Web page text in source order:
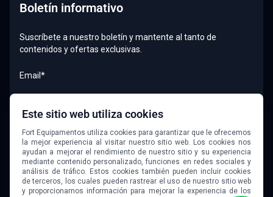
Este sitio web utiliza cookies
Fort Equipamentos utiliza cookies para garantizar que le ofrecemos
la mejor experiencia al visitar nuestro sitio web. Los cookies nos
ayudan a mejorar el rendimiento de nuestro sitio y su experiencia
mediante contenido personalizado, funciones en redes sociales y
análisis de tráfico. Estos cookies también pueden incluir cookies
de terceros, los cuales pueden rastrear el uso de nuestro sitio web
y proporcionarnos información para mejorar la experiencia de los
Boletín informativo
Suscríbete a nuestro boletín y mantente al tanto de
contenidos y ofertas exclusivas.
Email*
Quiero recibir el boletín